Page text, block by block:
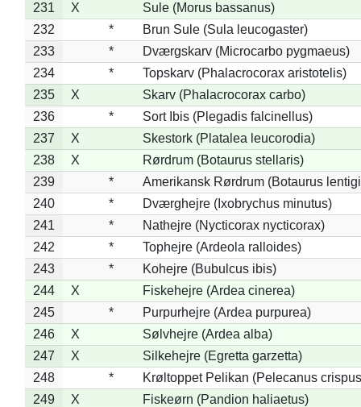
231 X
Sule (Morus bassanus)
232
*
Brun Sule (Sula leucogaster)
233
*
Dværgskarv (Microcarbo pygmaeus)
234
*
Topskarv (Phalacrocorax aristotelis)
235
X
Skarv (Phalacrocorax carbo)
236
*
Sort Ibis (Plegadis falcinellus)
237
X
Skestork (Platalea leucorodia)
238
X
Rørdrum (Botaurus stellaris)
239
*
Amerikansk Rørdrum (Botaurus
240
*
Dværghejre (Ixobrychus minutus)
241
*
Nathejre (Nycticorax nycticorax)
242
*
Tophejre (Ardeola ralloides)
243
*
Kohejre (Bubulcus ibis)
244
X
Fiskehejre (Ardea cinerea)
245
*
Purpurhejre (Ardea purpurea)
246
X
Sølvhejre (Ardea alba)
247
X
Silkehejre (Egretta garzetta)
248
*
Krøltoppet Pelikan (Pelecanus
249
X
Fiskeørn (Pandion haliaetus)